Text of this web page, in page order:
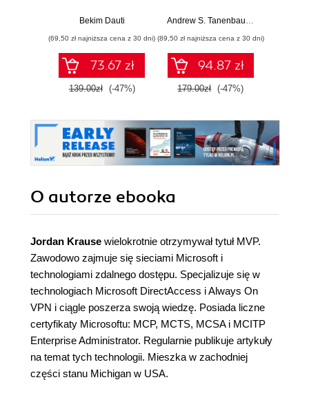
egzaminu AZ-800.
Bekim Dauti
(69,50 zł najniższa cena z 30 dni)
73.67 zł
139.00zł (-47%)
Andrew S. Tanenbaum,
(89,50 zł najniższa cena z 30 dni)
94.87 zł
179.00zł (-47%)
O autorze ebooka
Jordan Krause wielokrotnie otrzymywał tytuł MVP.
Zawodowo zajmuje się sieciami Microsoft i
technologiami zdalnego dostępu. Specjalizuje się w
technologiach Microsoft DirectAccess i Always On
VPN i ciągle poszerza swoją wiedzę. Posiada liczne
certyfikaty Microsoftu: MCP, MCTS, MCSA i MCITP
Enterprise Administrator. Regularnie publikuje artykuły
na temat tych technologii. Mieszka w zachodniej
części stanu Michigan w USA.